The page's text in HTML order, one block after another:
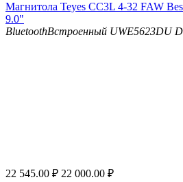
Магнитола Teyes CC3L 4-32 FAW
9.0"
BluetoothВстроенный UWE5623DU
22 545.00 ₽ 22 000.00 ₽